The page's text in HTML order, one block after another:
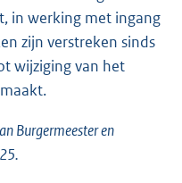
in werking met ingang
zijn verstreken sinds
wijziging van het
Burgermeester en